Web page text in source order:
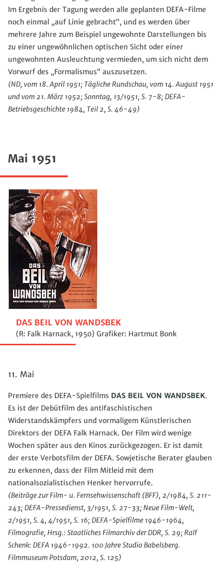
Im Ergebnis der Tagung werden alle geplanten DEFA-Filme
noch einmal „auf Linie gebracht“, und es werden über
mehrere Jahre zum Beispiel ungewohnte Darstellungen bis
zu einer ungewöhnlichen optischen Sicht oder einer
ungewohnten Ausleuchtung vermieden, um sich nicht dem
Vorwurf des „Formalismus“ auszusetzen.
(ND, vom 18. April 1951; Tägliche Rundschau, vom 14. August 1951
und vom 21. März 1952; Sonntag, 13/1951, S. 7-8; DEFA-
Betriebsgeschichte 1984, Teil 2, S. 46-49)
Mai 1951
DAS BEIL VON WANDSBEK
(R: Falk Harnack, 1950) Grafiker: Hartmut Bonk
11. Mai
Premiere des DEFA-Spielfilms DAS BEIL VON WANDSBEK.
Es ist der Debütfilm des antifaschistischen
Widerstandskämpfers und vormaligem Künstlerischen
Direktors der DEFA Falk Harnack. Der Film wird wenige
Wochen später aus den Kinos zurückgezogen. Er ist damit
der erste Verbotsfilm der DEFA. Sowjetische Berater glauben
zu erkennen, dass der Film Mitleid mit dem
nationalsozialistischen Henker hervorrufe.
(Beiträge zur Film- u. Fernsehwissenschaft (BFF), 2/1984, S. 211-
243; DEFA-Pressedienst, 3/1951, S. 27-33; Neue Film-Welt,
2/1951, S. 4, 4/1951, S. 16; DEFA-Spielfilme 1946-1964,
Filmografie, Hrsg.: Staatliches Filmarchiv der DDR, S. 29; Ralf
Schenk: DEFA 1946-1992. 100 Jahre Studio Babelsberg.
Filmmuseum Potsdam, 2012, S. 125)